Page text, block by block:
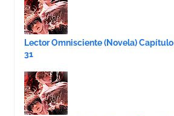
Lector Omnisciente (Novela) Capítulo
31